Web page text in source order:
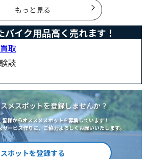
もっと見る
バイク用品高く売れます！
取
談
メスポットを登録しませんか？
様からオススメスポットを募集しています！
ービス作りに、ご協力よろしくお願いいたします。
スポットを登録する